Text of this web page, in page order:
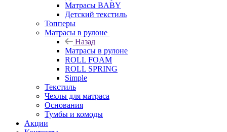
Матрасы BABY
Детский текстиль
Топперы
Матрасы в рулоне
Назад
Матрасы в рулоне
ROLL FOAM
ROLL SPRING
Simple
Текстиль
Чехлы для матраса
Основания
Тумбы и комоды
Акции